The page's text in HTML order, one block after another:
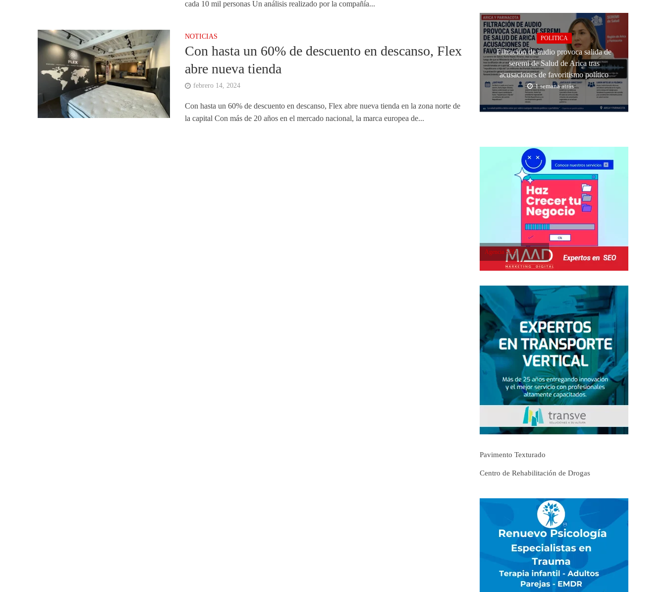
cada 10 mil personas Un análisis realizado por la compañía...
NOTICIAS
Con hasta un 60% de descuento en descanso, Flex
abre nueva tienda
febrero 14, 2024
Con hasta un 60% de descuento en descanso, Flex abre nueva tienda en la zona norte de
la capital Con más de 20 años en el mercado nacional, la marca europea de...
POLITICA
Filtración de audio provoca salida de
seremi de Salud de Arica tras
acusaciones de favoritismo político
1 semana atrás
Agencia SEO
Pavimento Texturado
Centro de Rehabilitación de Drogas